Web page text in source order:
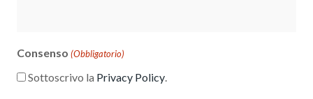
Consenso (Obbligatorio)
Sottoscrivo la Privacy Policy.